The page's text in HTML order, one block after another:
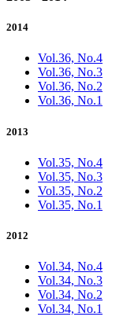
2014
Vol.36, No.4
Vol.36, No.3
Vol.36, No.2
Vol.36, No.1
2013
Vol.35, No.4
Vol.35, No.3
Vol.35, No.2
Vol.35, No.1
2012
Vol.34, No.4
Vol.34, No.3
Vol.34, No.2
Vol.34, No.1